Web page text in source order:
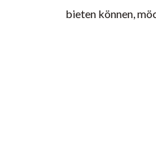
bieten können,